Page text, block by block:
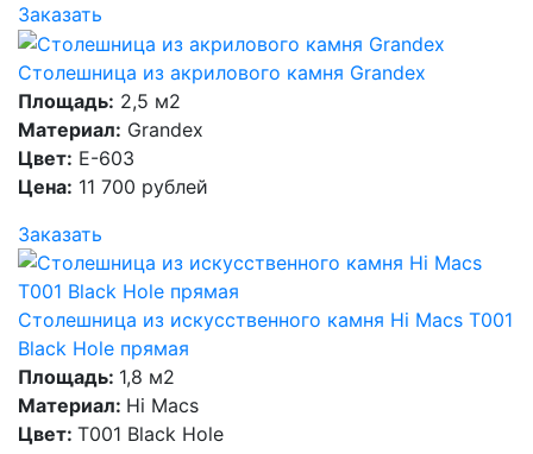
Заказать
Столешница из акрилового камня Grandex
Площадь: 2,5 м2
Материал: Grandex
Цвет: E-603
Цена: 11 700 рублей
Заказать
Столешница из искусственного камня Hi Macs T001
Black Hole прямая
Площадь: 1,8 м2
Материал: Hi Macs
Цвет: T001 Black Hole